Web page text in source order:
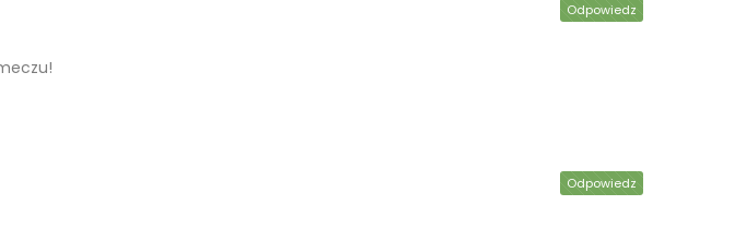
Odpowiedz
Odpowiedz